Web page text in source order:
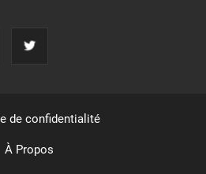
de confidentialité
À Propos